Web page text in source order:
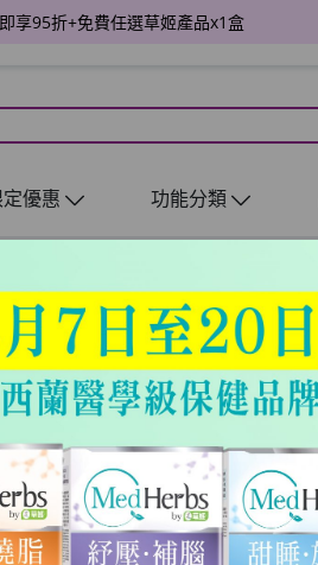
95折+免費任選草姬產品x1盒
優惠 功能分類